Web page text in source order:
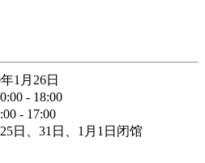
1月26日
- 18:00
- 17:00
日、31日、1月1日闭馆